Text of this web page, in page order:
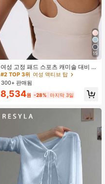
15
여성 고정 패드 스포츠 캐미솔 대비 색
상 신축성 요가 캐미 탑 여름
#2 TOP 3위 여성 액티브 탑
높은 재방문 고객
#2 TOP 3위 여성 액티브 탑
높은 재방문 고객
#2 TOP 3위 여성 액티브 탑
높은 재방문 고객
#2 TOP 3위
여성 액티브 탑
300+ 판매됨
8,534원 -28% 마지막 3일